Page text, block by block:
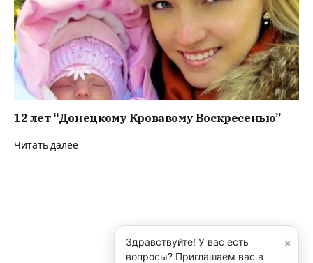
12 лет “Донецкому Кровавому Воскресенью”
Читать далее
×
Здравствуйте! У вас есть
вопросы? Приглашаем вас в